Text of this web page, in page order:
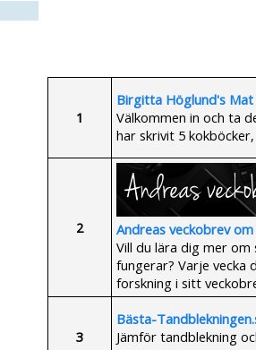
1
Birgitta Höglund's Mat
Välkommen in och ta
har skrivit 5
2
Andreas veckobrev
Vill du lära dig mer
fungerar? Varje vecka
forskning i sitt
3
Bästa-
Jämför tandblekning